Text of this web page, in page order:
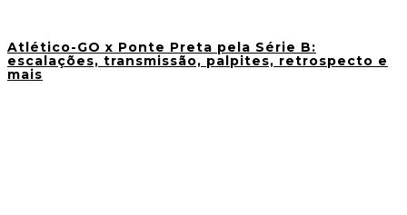
Atlético-GO x Ponte Preta pela Série B:
escalações, transmissão, palpites, retrospecto e
mais